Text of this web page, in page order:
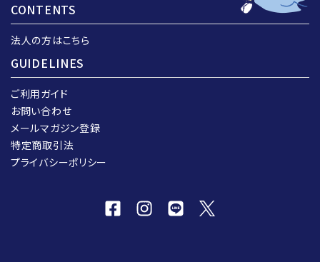
CONTENTS
法人の方はこちら
GUIDELINES
ご利用ガイド
お問い合わせ
メールマガジン登録
特定商取引法
プライバシーポリシー